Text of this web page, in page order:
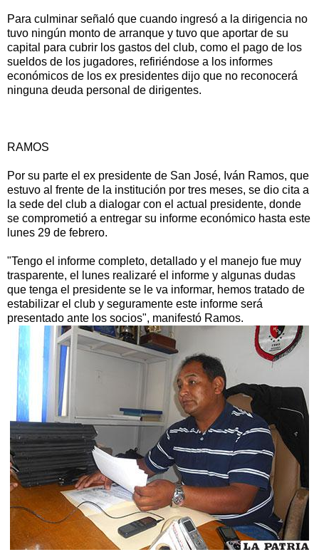
Para culminar señaló que cuando ingresó a la dirigencia no
tuvo ningún monto de arranque y tuvo que aportar de su
capital para cubrir los gastos del club, como el pago de los
sueldos de los jugadores, refiriéndose a los informes
económicos de los ex presidentes dijo que no reconocerá
ninguna deuda personal de dirigentes.
RAMOS
Por su parte el ex presidente de San José, Iván Ramos, que
estuvo al frente de la institución por tres meses, se dio cita a
la sede del club a dialogar con el actual presidente, donde
se comprometió a entregar su informe económico hasta este
lunes 29 de febrero.
"Tengo el informe completo, detallado y el manejo fue muy
trasparente, el lunes realizaré el informe y algunas dudas
que tenga el presidente se le va informar, hemos tratado de
estabilizar el club y seguramente este informe será
presentado ante los socios", manifestó Ramos.